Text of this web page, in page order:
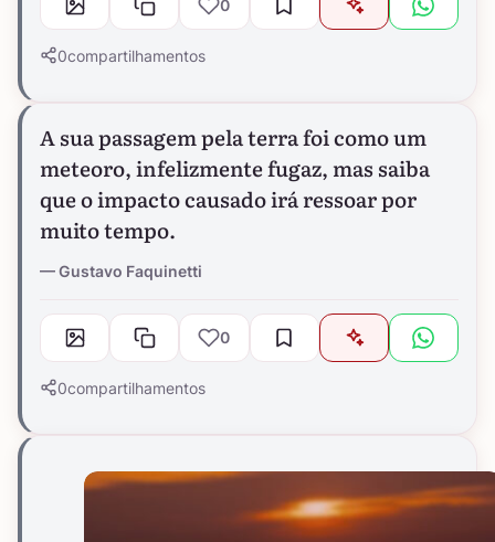
0
0compartilhamentos
A sua passagem pela terra foi como um
meteoro, infelizmente fugaz, mas saiba
que o impacto causado irá ressoar por
muito tempo.
Gustavo Faquinetti
0
0compartilhamentos